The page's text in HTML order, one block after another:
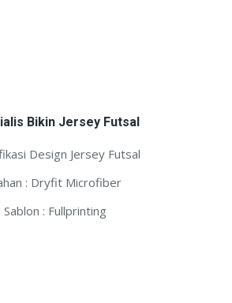
Bikin Jersey Futsal
Design Jersey Futsal
: Dryfit Microfiber
Sablon : Fullprinting